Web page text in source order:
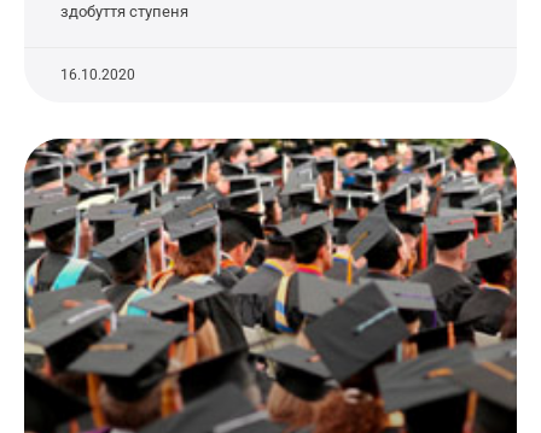
здобуття ступеня
16.10.2020